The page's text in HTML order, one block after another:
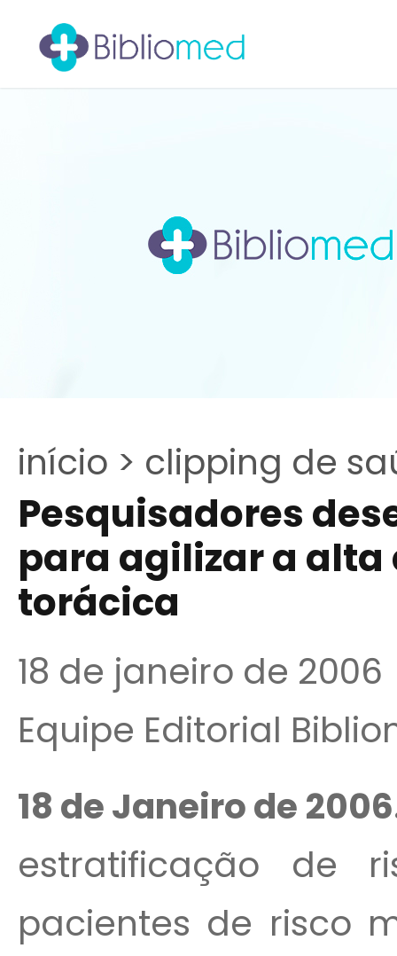
início > clipping de
Pesquisadores
para agilizar a alta
torácica
18 de janeiro de 2006
Equipe Editorial
18 de Janeiro de
estratificação de
pacientes de risco